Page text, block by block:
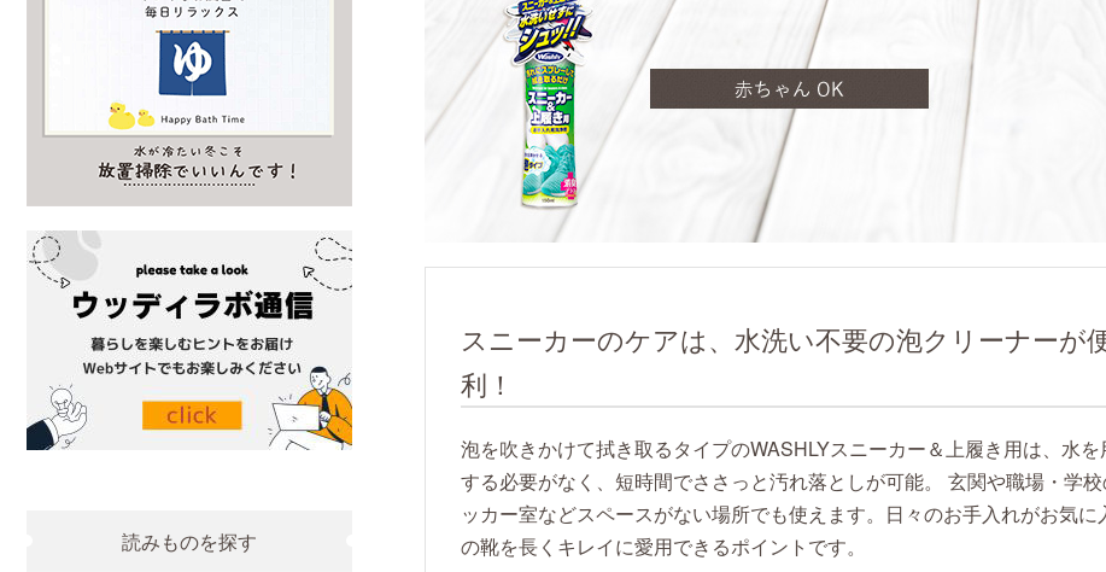
スニーカーのケアは、水洗い不要の泡クリーナーが
利！
泡を吹きかけて拭き取るタイプのWASHLYスニーカー＆上履き用は、水を
する必要がなく、短時間でささっと汚れ落としが可能。 玄関や職場・学校
ッカー室などスペースがない場所でも使えます。日々のお手入れがお気に
の靴を長くキレイに愛用できるポイントです。
読みものを探す